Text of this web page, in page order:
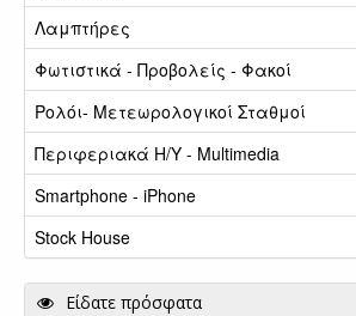
Λαμπτήρες
Φωτιστικά - Προβολείς - Φακοί
Ρολόι- Μετεωρολογικοί Σταθμοί
Περιφεριακά Η/Υ - Multimedia
Smartphone - iPhone
Stock House
Είδατε πρόσφατα